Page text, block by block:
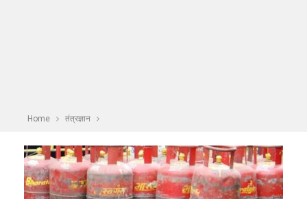
Home तंत्रज्ञान